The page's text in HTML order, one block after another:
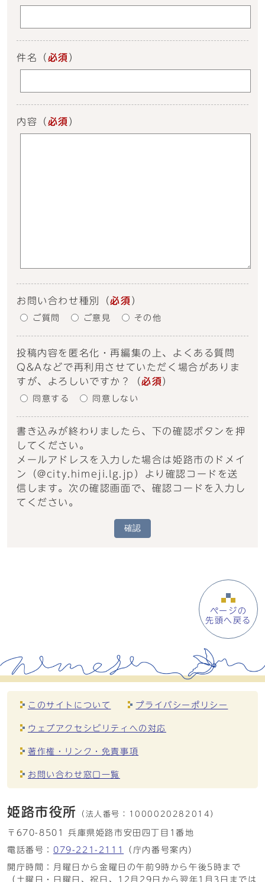
件名 （ 必須 ）
内容 （ 必須 ）
お問い合わせ種別 （必須 ）
ご質問 ご意見 その他
投稿内容を匿名化・再編集の上、よくある質問
Q&Aなどで再利用させていただく場合がありま
すが、よろしいですか？
（必須 ）
同意する 同意しない
書き込みが終わりましたら、下の確認ボタンを押
してください。
メールアドレスを入力した場合は姫路市のドメイ
ン（@city.himeji.lg.jp）より確認コードを送
信します。次の確認画面で、確認コードを入力し
てください。
確認
ページの
先頭へ戻る
このサイトについて プライバシーポリシー
ウェブアクセシビリティへの対応
著作権・リンク・免責事項
お問い合わせ窓口一覧
姫路市役所 （法人番号： 1000020282014）
〒670-8501 兵庫県姫路市安田四丁目1番地
電話番号： 079-221-2111
（庁内番号案内）
開庁時間：月曜日から金曜日の午前9時から午後5時まで
（土曜日・日曜日、祝日、12月29日から翌年1月3日までは